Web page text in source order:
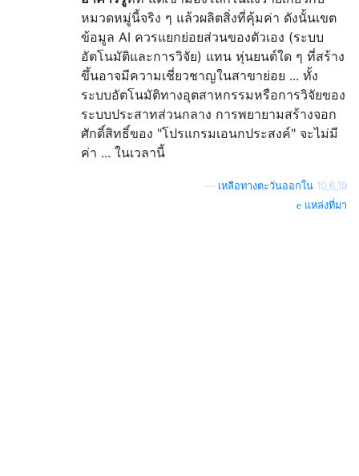
หมวดหมู่นี้จริง ๆ แล้วผลิตสิ่งที่คุ้มค่า ดังนั้นเขต
ข้อมูล AI ควรแยกย่อยส่วนของตัวเอง (ระบบ
อัตโนมัติและการวิจัย) แทน หุ่นยนต์ใด ๆ ที่สร้าง
ขึ้นอาจมีความเชี่ยวชาญในสาขาย่อย ... ทั้ง
ระบบอัตโนมัติทางอุตสาหกรรมหรือการวิจัยของ
ระบบประสาทส่วนกลาง การพยายามสร้างจอก
ศักดิ์สิทธิ์ของ "โปรแกรมเอนกประสงค์" จะไม่มี
ค่า ... ในเวลานี้
เหลือทางตะวันออกใน 10_6_19
แหล่งที่มา